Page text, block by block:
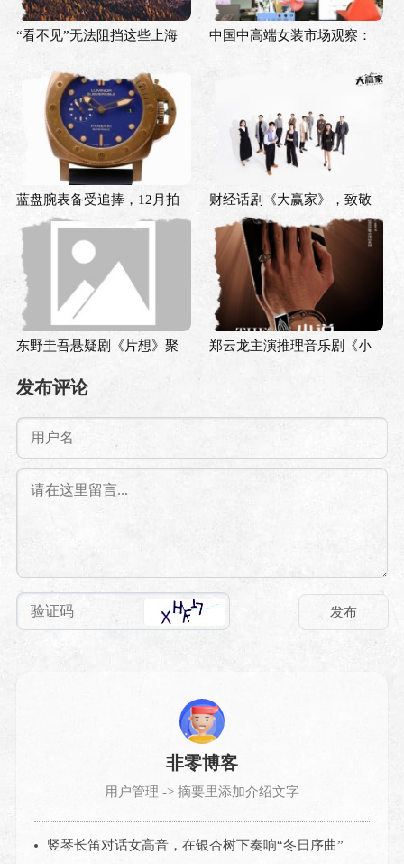
“看不见”无法阻挡这些上海
中国中高端女装市场观察：
蓝盘腕表备受追捧，12月拍
场掀起蓝色热潮
财经话剧《大赢家》，致敬
中国资本市场30周年
东野圭吾悬疑剧《片想》聚
郑云龙主演推理音乐剧《小
发布评论
非零博客
用户管理 -> 摘要里添加介绍文字
竖琴长笛对话女高音，在银杏树下奏响“冬日序曲”